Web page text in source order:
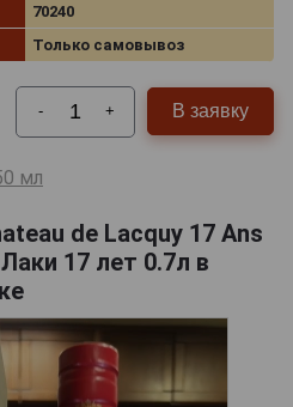
70240
Только самовывоз
- + В заявку
мл
de Lacquy 17 Ans
17 лет 0.7л в